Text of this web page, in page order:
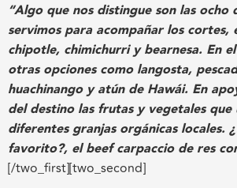
“Algo que nos distingue son las ocho
servimos para acompañar los cortes,
chipotle, chimichurri y bearnesa. En
otras opciones como langosta,
huachinango y atún de Hawái. En
del destino las frutas y vegetales que
diferentes granjas orgánicas locales.
favorito?, el beef carpaccio de res
[/two_first][two_second]